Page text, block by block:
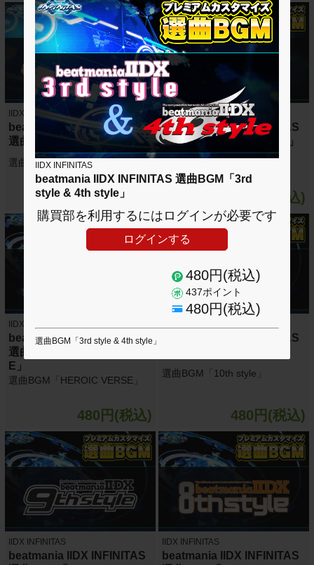
IIDX INFINITAS
beatmania IIDX INFINITAS 選曲BGM「3rd
style & 4th style」
購買部を利用するにはログインが必要です
ログインする
480円(税込)
437ポイント
480円(税込)
選曲BGM「3rd style & 4th style」
IIDX INFINITAS
beatmania IIDX INFINITAS
選曲BGM「CastHour」
選曲BGM「CastHour」
480円(税込)
IIDX INFINITAS
beatmania IIDX INFINITAS
選曲BGM「BISTROVER」
480円(税込)
IIDX INFINITAS
beatmania IIDX INFINITAS
選曲BGM「HEROIC VERS
E」
選曲BGM「HEROIC VERSE」
480円(税込)
beatmania IIDX INFINITAS
選曲BGM「10th style」
480円(税込)
IIDX INFINITAS
beatmania IIDX INFINITAS
IIDX INFINITAS
beatmania IIDX INFINITAS